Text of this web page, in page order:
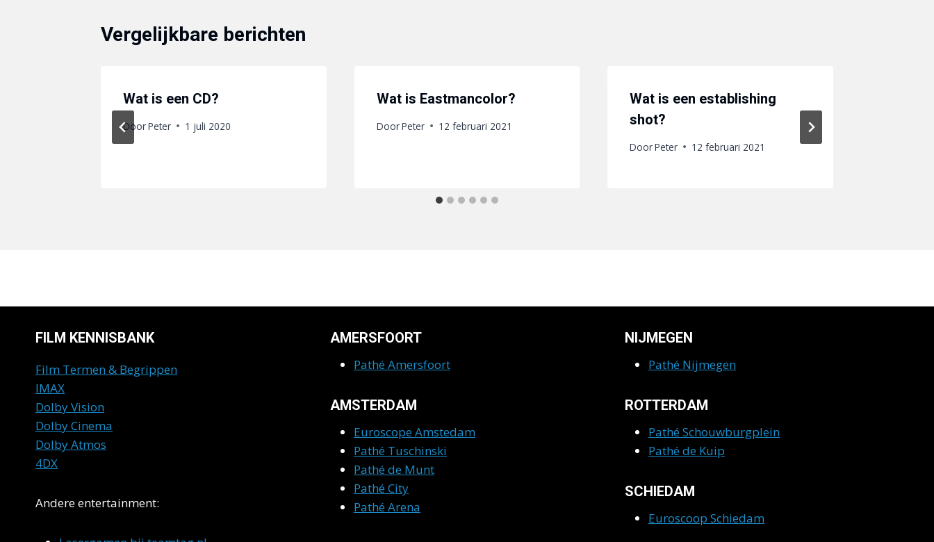
Vergelijkbare berichten
Wat is een CD?
DoorPeter 1 juli 2020
Wat is Eastmancolor?
DoorPeter 12 februari 2021
Wat is een establishing
shot?
DoorPeter 12 februari 2021
FILM KENNISBANK
Film Termen & Begrippen
IMAX
Dolby Vision
Dolby Cinema
Dolby Atmos
4DX
Andere entertainment:
AMERSFOORT
Pathé Amersfoort
AMSTERDAM
Euroscope Amstedam
Pathé Tuschinski
Pathé de Munt
Pathé City
Pathé Arena
NIJMEGEN
Pathé Nijmegen
ROTTERDAM
Pathé Schouwburgplein
Pathé de Kuip
SCHIEDAM
Euroscoop Schiedam